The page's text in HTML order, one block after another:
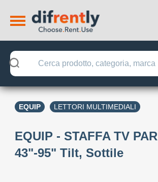
EQUIP LETTORI MULTIMEDIALI
EQUIP - STAFFA TV
43"-95" Tilt, Sottile